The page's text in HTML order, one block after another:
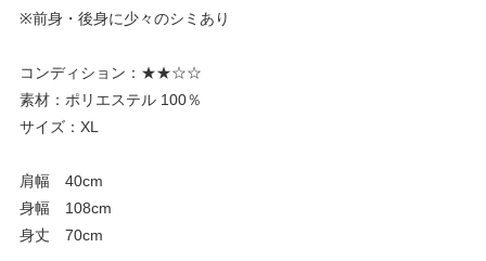
※前身・後身に少々のシミあり
コンディション：★★☆☆
素材：ポリエステル 100％
サイズ：XL
肩幅 40cm
身幅 108cm
身丈 70cm